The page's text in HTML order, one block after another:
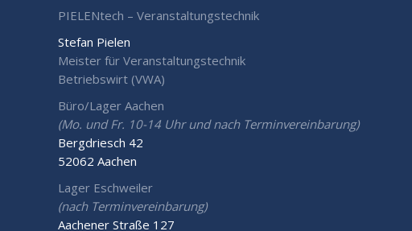
PIELENtech – Veranstaltungstechnik
Stefan Pielen
Meister für Veranstaltungstechnik
Betriebswirt (VWA)
Büro/Lager Aachen
(Mo. und Fr. 10-14 Uhr und nach Terminvereinbarung)
Bergdriesch 42
52062 Aachen
Lager Eschweiler
(nach Terminvereinbarung)
Aachener Straße 127